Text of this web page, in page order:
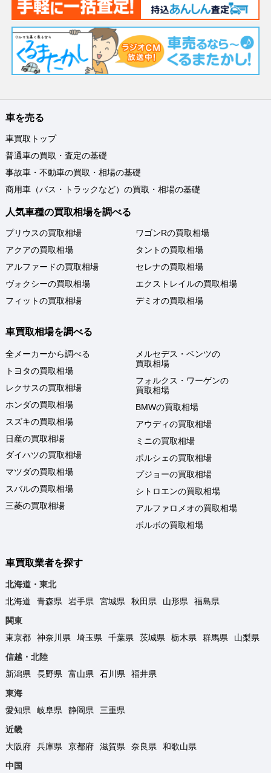
車を売る
車買取トップ
普通車の買取・査定の基礎
事故車・不動車の買取・相場の基礎
商用車（バス・トラックなど）の買取・相場の基礎
人気車種の買取相場を調べる
プリウスの買取相場
アクアの買取相場
アルファードの買取相場
ヴォクシーの買取相場
フィットの買取相場
ワゴンRの買取相場
タントの買取相場
セレナの買取相場
エクストレイルの買取相場
デミオの買取相場
車買取相場を調べる
全メーカーから調べる
トヨタの買取相場
レクサスの買取相場
ホンダの買取相場
スズキの買取相場
日産の買取相場
ダイハツの買取相場
マツダの買取相場
スバルの買取相場
三菱の買取相場
メルセデス・ベンツの
買取相場
フォルクス・ワーゲンの
買取相場
BMWの買取相場
アウディの買取相場
ミニの買取相場
ポルシェの買取相場
プジョーの買取相場
シトロエンの買取相場
アルファロメオの買取相場
ボルボの買取相場
車買取業者を探す
北海道・東北
北海道
青森県 岩手県 宮城県 秋田県 山形県
福島県
関東
東京都
神奈川県 埼玉県 千葉県 茨城県 栃木県 群馬県
山梨県
信越・北陸
新潟県
長野県 富山県 石川県
福井県
東海
愛知県
岐阜県 静岡県
三重県
近畿
大阪府
兵庫県 京都府 滋賀県 奈良県
和歌山県
中国